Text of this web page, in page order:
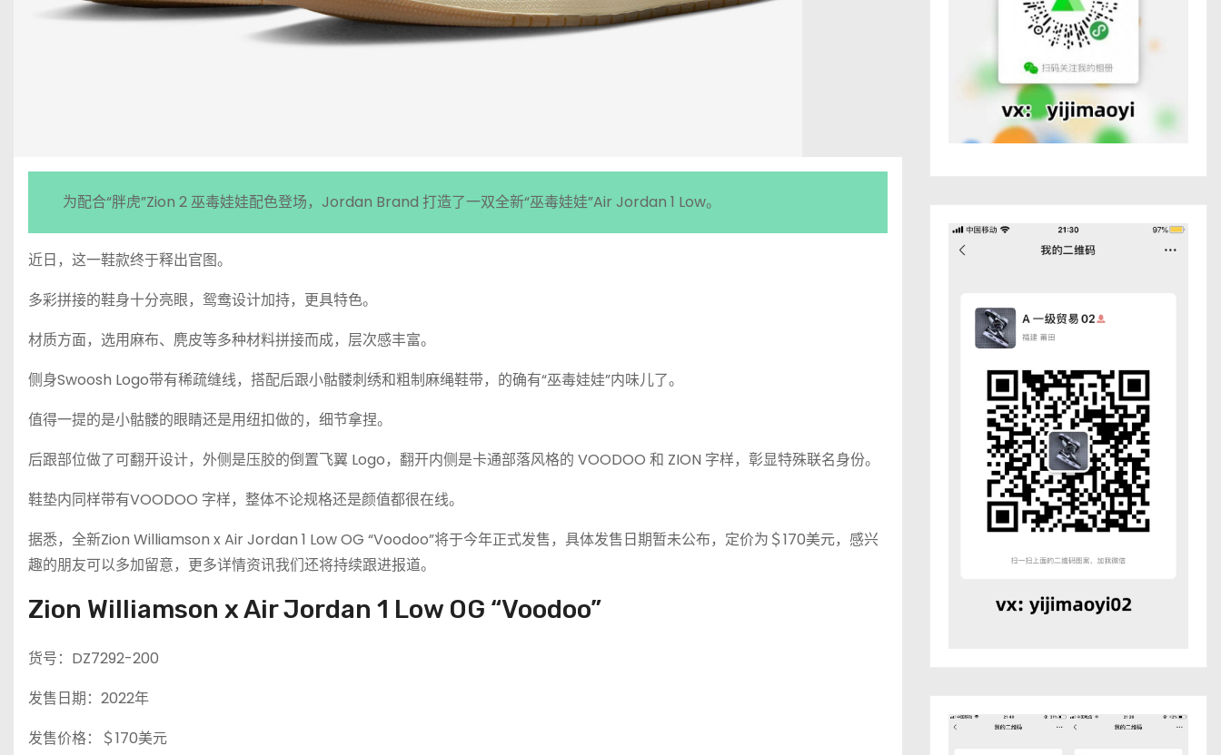
为配合“胖虎”Zion 2 巫毒娃娃配色登场，Jordan Brand 打造了一双全新“巫毒娃娃”Air Jordan 1 Low。
近日，这一鞋款终于释出官图。
多彩拼接的鞋身十分亮眼，鸳鸯设计加持，更具特色。
材质方面，选用麻布、麂皮等多种材料拼接而成，层次感丰富。
侧身Swoosh Logo带有稀疏缝线，搭配后跟小骷髅刺绣和粗制麻绳鞋带，的确有“巫毒娃娃”内味儿了。
值得一提的是小骷髅的眼睛还是用纽扣做的，细节拿捏。
后跟部位做了可翻开设计，外侧是压胶的倒置飞翼 Logo，翻开内侧是卡通部落风格的 VOODOO 和 ZION 字样，彰显特殊联名身份。
鞋垫内同样带有VOODOO 字样，整体不论规格还是颜值都很在线。
据悉，全新Zion Williamson x Air Jordan 1 Low OG “Voodoo”将于今年正式发售，具体发售日期暂未公布，定价为＄170美元，感兴
趣的朋友可以多加留意，更多详情资讯我们还将持续跟进报道。
Zion Williamson x Air Jordan 1 Low OG “Voodoo”
货号：DZ7292-200
发售日期：2022年
发售价格：＄170美元